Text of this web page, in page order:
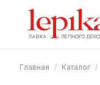
Главная / Каталог /